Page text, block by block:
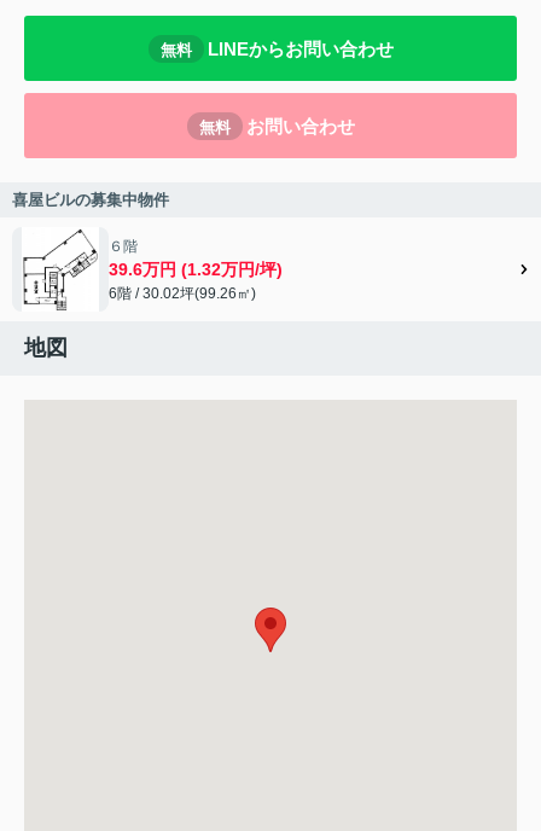
無料 LINEからお問い合わせ
無料 お問い合わせ
喜屋ビルの募集中物件
６階
39.6万円 (1.32万円/坪)
6階 / 30.02坪(99.26㎡)
地図